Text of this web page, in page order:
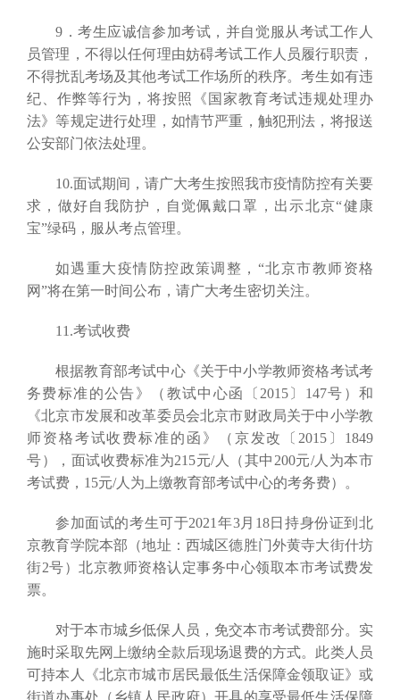
9．考生应诚信参加考试，并自觉服从考试工作人
员管理，不得以任何理由妨碍考试工作人员履行职责，
不得扰乱考场及其他考试工作场所的秩序。考生如有违
纪、作弊等行为，将按照《国家教育考试违规处理办
法》等规定进行处理，如情节严重，触犯刑法，将报送
公安部门依法处理。
10.面试期间，请广大考生按照我市疫情防控有关要
求，做好自我防护，自觉佩戴口罩，出示北京“健康
宝”绿码，服从考点管理。
如遇重大疫情防控政策调整，“北京市教师资格
网”将在第一时间公布，请广大考生密切关注。
11.考试收费
根据教育部考试中心《关于中小学教师资格考试考
务费标准的公告》（教试中心函〔2015〕147号）和
《北京市发展和改革委员会北京市财政局关于中小学教
师资格考试收费标准的函》（京发改〔2015〕1849
号），面试收费标准为215元/人（其中200元/人为本市
考试费，15元/人为上缴教育部考试中心的考务费）。
参加面试的考生可于2021年3月18日持身份证到北
京教育学院本部（地址：西城区德胜门外黄寺大街什坊
街2号）北京教师资格认定事务中心领取本市考试费发
票。
对于本市城乡低保人员，免交本市考试费部分。实
施时采取先网上缴纳全款后现场退费的方式。此类人员
可持本人《北京市城市居民最低生活保障金领取证》或
街道办事处（乡镇人民政府）开具的享受最低生活保障